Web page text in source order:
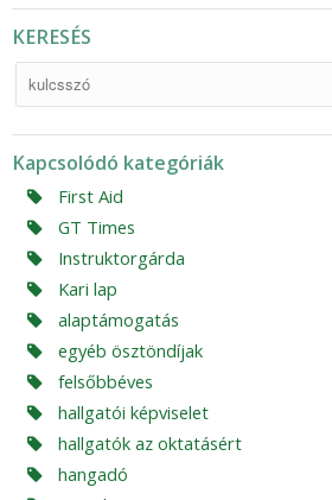
KERESÉS
Kapcsolódó kategóriák
First Aid
GT Times
Instruktorgárda
Kari lap
alaptámogatás
egyéb ösztöndíjak
felsőbbéves
hallgatói képviselet
hallgatók az oktatásért
hangadó